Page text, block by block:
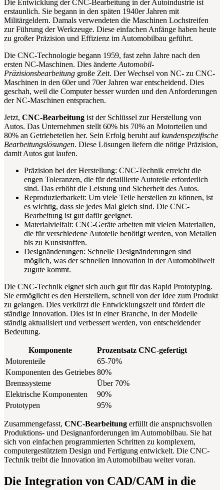
Die Entwicklung der CNC-Bearbeitung in der Autoindustrie ist
erstaunlich. Sie begann in den späten 1940er Jahren mit
Militärgeldern. Damals verwendeten die Maschinen Lochstreifen
zur Führung der Werkzeuge. Diese einfachen Anfänge haben heute
zu großer Präzision und Effizienz im Automobilbau geführt.
Die CNC-Technologie begann 1959, fast zehn Jahre nach den
ersten NC-Maschinen. Dies änderte Automobil-
Präzisionsbearbeitung große Zeit. Der Wechsel von NC- zu CNC-
Maschinen in den 60er und 70er Jahren war entscheidend. Dies
geschah, weil die Computer besser wurden und den Anforderungen
der NC-Maschinen entsprachen.
Jetzt, CNC-Bearbeitung ist der Schlüssel zur Herstellung von
Autos. Das Unternehmen stellt 60% bis 70% an Motorteilen und
80% an Getriebeteilen her. Sein Erfolg beruht aufkundenspezifische
Bearbeitungslösungen. Diese Lösungen liefern die nötige Präzision,
damit Autos gut laufen.
Präzision bei der Herstellung: CNC-Technik erreicht die
engen Toleranzen, die für detaillierte Autoteile erforderlich
sind. Das erhöht die Leistung und Sicherheit des Autos.
Reproduzierbarkeit: Um viele Teile herstellen zu können, ist
es wichtig, dass sie jedes Mal gleich sind. Die CNC-
Bearbeitung ist gut dafür geeignet.
Materialvielfalt: CNC-Geräte arbeiten mit vielen Materialien,
die für verschiedene Autoteile benötigt werden, von Metallen
bis zu Kunststoffen.
Designänderungen: Schnelle Designänderungen sind
möglich, was der schnellen Innovation in der Automobilwelt
zugute kommt.
Die CNC-Technik eignet sich auch gut für das Rapid Prototyping.
Sie ermöglicht es den Herstellern, schnell von der Idee zum Produkt
zu gelangen. Dies verkürzt die Entwicklungszeit und fördert die
ständige Innovation. Dies ist in einer Branche, in der Modelle
ständig aktualisiert und verbessert werden, von entscheidender
Bedeutung.
Komponente
Prozentsatz CNC-gefertigt
Motorenteile
65-70%
Komponenten des Getriebes 80%
Bremssysteme
Über 70%
Elektrische Komponenten
90%
Prototypen
95%
Zusammengefasst, CNC-Bearbeitung erfüllt die anspruchsvollen
Produktions- und Designanforderungen im Automobilbau. Sie hat
sich von einfachen programmierten Schritten zu komplexem,
computergestütztem Design und Fertigung entwickelt. Die CNC-
Technik treibt die Innovation im Automobilbau weiter voran.
Die Integration von CAD/CAM in die